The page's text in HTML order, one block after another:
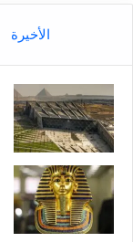
ل
ر
ة
الأخيرة